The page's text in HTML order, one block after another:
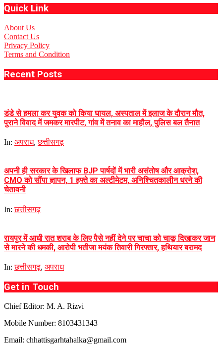
Quick Link
About Us
Contact Us
Privacy Policy
Terms and Condition
Recent Posts
डंडे से हमला कर युवक को किया घायल, अस्पताल में इलाज के दौरान मौत,
पुराने विवाद में जमकर मारपीट, गांव में तनाव का माहौल, पुलिस बल तैनात
In: अपराध,छत्तीसगढ़
अपनी ही सरकार के खिलाफ BJP पार्षदों में भारी असंतोष और आक्रोश,
CMO को सौंपा ज्ञापन, 1 हफ्ते का अल्टीमेटम, अनिश्चितकालीन धरने की
चेतावनी
In: छत्तीसगढ़
रायपुर में आधी रात शराब के लिए पैसे नहीं देने पर चाचा को चाकू दिखाकर जान
से मारने की धमकी, आरोपी भतीजा मयंक तिवारी गिरफ्तार, हथियार बरामद
In: छत्तीसगढ़, अपराध
Get in Touch
Chief Editor: M. A. Rizvi
Mobile Number: 8103431343
Email: chhattisgarhtahalka@gmail.com